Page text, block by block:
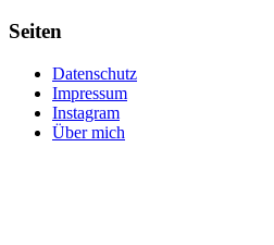
Seiten
Datenschutz
Impressum
Instagram
Über mich